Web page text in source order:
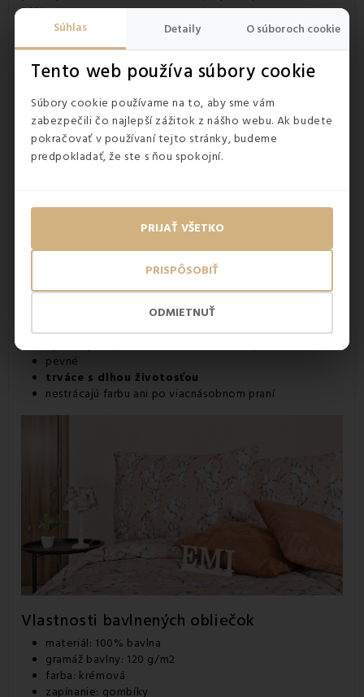
Súhlas Detaily O súboroch cookie
Tento web používa súbory cookie
Súbory cookie používame na to, aby sme vám
zabezpečili čo najlepší zážitok z nášho webu. Ak budete
pokračovať v používaní tejto stránky, budeme
predpokladať, že ste s ňou spokojní.
ODMIETNUŤ
PRISPÔSOBIŤ
PRIJAŤ VŠETKO
20%.
Sila texových priadzi obliečok je (o/ú) 25,5/22.Gramáž
materiálu je 120 g/m2.
bavlnených obliečok
vyrobené zo 100 % bavlny
prírodný materiál
sú mäkké a príjemné k pokožke
pevné
trváce s dlhou životosťou
nestrácajú farbu ani po viacnásobnom praní
Vlastnosti bavlnených obliečok
materiál: 100% bavlna
gramáž bavlny: 120 g/m2
farba: krémová
zapínanie: gombíky